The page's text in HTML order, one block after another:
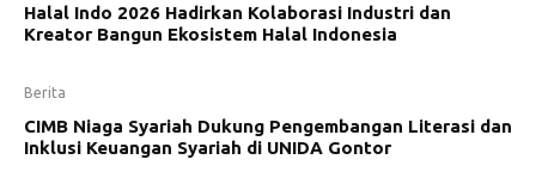
Halal Indo 2026 Hadirkan Kolaborasi Industri dan
Kreator Bangun Ekosistem Halal Indonesia
Berita
CIMB Niaga Syariah Dukung Pengembangan Literasi dan
Inklusi Keuangan Syariah di UNIDA Gontor